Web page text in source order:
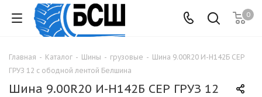
0
Главная - Каталог - Шины - грузовые - Шина 9.00R20 И-Н142Б СЕР
ГРУЗ 12 с ободной лентой Белшина
Шина 9.00R20 И-Н142Б СЕР ГРУЗ 12